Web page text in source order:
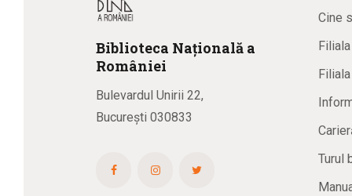
Biblioteca Națională a
României
Bulevardul Unirii 22,
București 030833
Cine
Turul